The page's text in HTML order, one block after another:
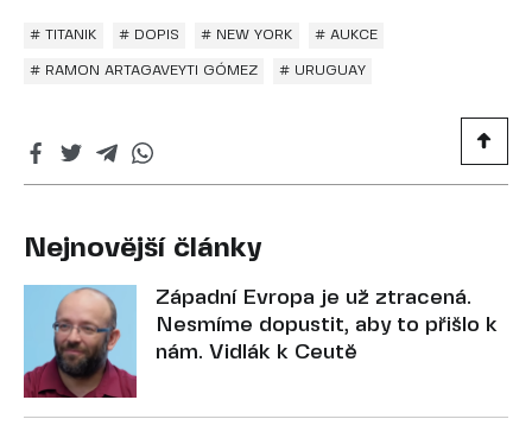
# TITANIK # DOPIS # NEW YORK # AUKCE
# RAMON ARTAGAVEYTI GÓMEZ # URUGUAY
Nejnovější články
Západní Evropa je už ztracená.
Nesmíme dopustit, aby to přišlo k
nám. Vidlák k Ceutě